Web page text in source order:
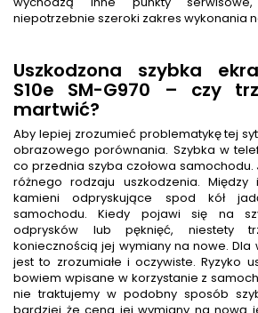
niepotrzebnie szeroki zakres wykonania
Uszkodzona szybka
S10e SM-G970 – czy
martwić?
Aby lepiej zrozumieć problematykę tej
obrazowego porównania. Szybka w
co przednia szyba czołowa
różnego rodzaju uszkodzenia.
kamieni odpryskujące spod kół
samochodu. Kiedy pojawi się na
odprysków lub pęknięć, niestety
koniecznością jej wymiany na nowe. Dla
jest to zrozumiałe i oczywiste. Ryzyko
bowiem wpisane w korzystanie z
nie traktujemy w podobny sposób